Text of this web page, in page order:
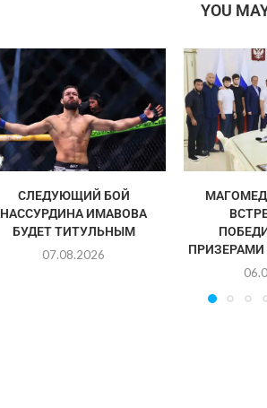
YOU
СЛЕДУЮЩИЙ БОЙ
НАССУРДИНА ИМАВОВА
БУДЕТ ТИТУЛЬНЫМ
07.08.2026
ПРИЗЕРАМИ